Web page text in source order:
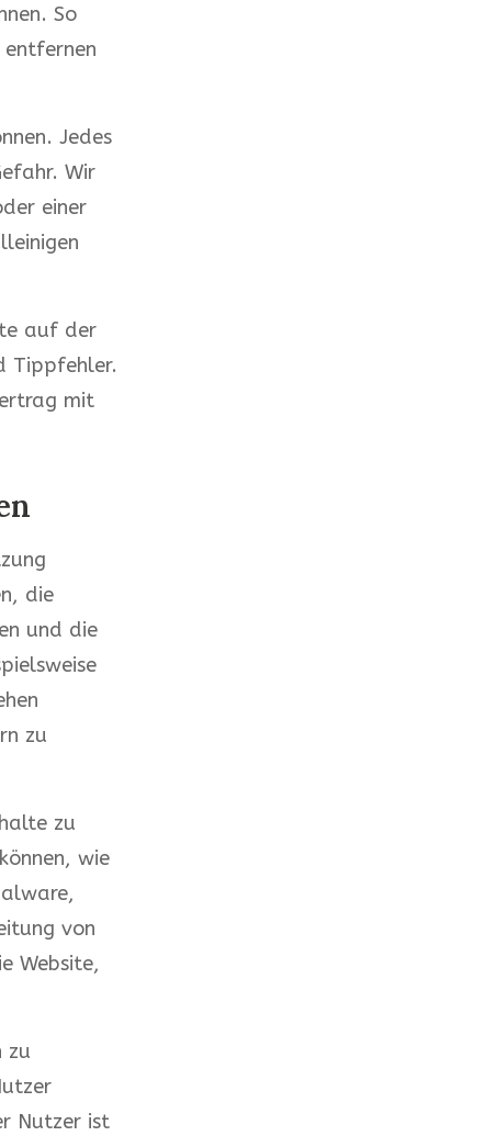
So
Jedes
Wir
einer
auf der
Tippfehler.
mit
die
und die
zu
zu
wie
von
Website,
zu
Nutzer ist